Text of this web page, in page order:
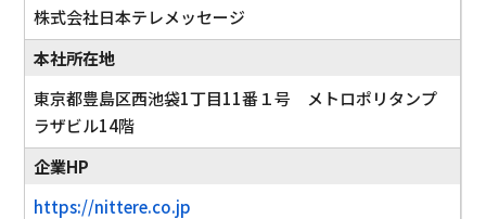
株式会社日本テレメッセージ
本社所在地
東京都豊島区西池袋1丁目11番１号 メトロポリタンプ
ラザビル14階
企業HP
https://nittere.co.jp